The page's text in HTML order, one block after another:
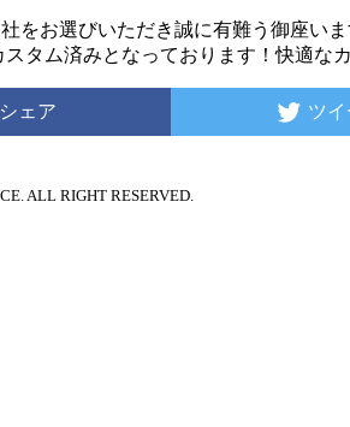
社をお選びいただき誠に有難う御座
タム済みとなっております！快適な
シェア ツイ
ALL RIGHT RESERVED.